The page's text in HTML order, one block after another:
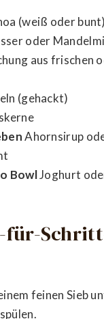
(weiß oder bunt)
oder
aus frischen
(gehackt)
Ahornsirup
BowlJoghurt
für-
feinen Sieb